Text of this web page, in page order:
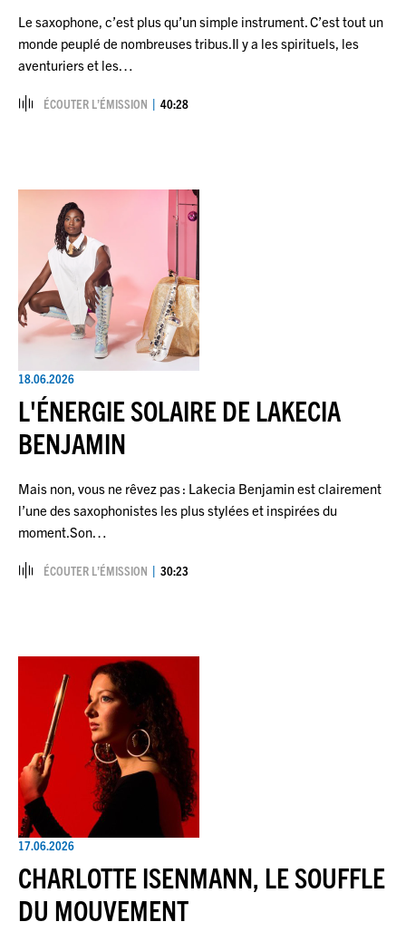
Le saxophone, c’est plus qu’un simple instrument. C’est tout un
monde peuplé de nombreuses tribus.Il y a les spirituels, les
aventuriers et les…
ÉCOUTER L’ÉMISSION 40:28
18.06.2026
L'ÉNERGIE SOLAIRE DE LAKECIA
BENJAMIN
Mais non, vous ne rêvez pas : Lakecia Benjamin est clairement
l’une des saxophonistes les plus stylées et inspirées du
moment.Son…
ÉCOUTER L’ÉMISSION 30:23
17.06.2026
CHARLOTTE ISENMANN, LE SOUFFLE
DU MOUVEMENT